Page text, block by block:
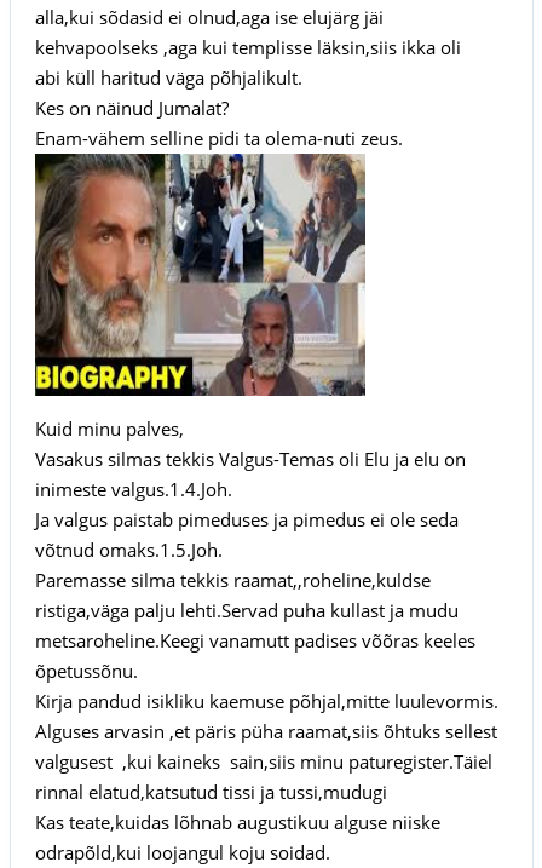
alla,kui sõdasid ei olnud,aga ise elujärg jäi
kehvapoolseks ,aga kui templisse läksin,siis ikka oli
abi küll haritud väga põhjalikult.
Kes on näinud Jumalat?
Enam-vähem selline pidi ta olema-nuti zeus.
Kuid minu palves,
Vasakus silmas tekkis Valgus-Temas oli Elu ja elu on
inimeste valgus.1.4.Joh.
Ja valgus paistab pimeduses ja pimedus ei ole seda
võtnud omaks.1.5.Joh.
Paremasse silma tekkis raamat,,roheline,kuldse
ristiga,väga palju lehti.Servad puha kullast ja mudu
metsaroheline.Keegi vanamutt padises võõras keeles
õpetussõnu.
Kirja pandud isikliku kaemuse põhjal,mitte luulevormis.
Alguses arvasin ,et päris püha raamat,siis õhtuks sellest
valgusest ,kui kaineks sain,siis minu paturegister.Täiel
rinnal elatud,katsutud tissi ja tussi,mudugi
Kas teate,kuidas lõhnab augustikuu alguse niiske
odrapõld,kui loojangul koju soidad.